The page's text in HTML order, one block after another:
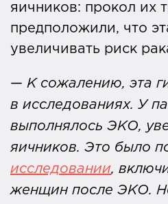
яичников: прокол их
предположили, что
увеличивать риск
— К сожалению, эта
в исследованиях. У
выполнялось ЭКО,
яичников. Это было
исследовании,
женщин после ЭКО.